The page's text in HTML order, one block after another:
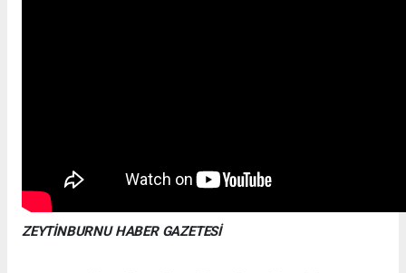
ZEYTİNBURNU HABER GAZETESİ